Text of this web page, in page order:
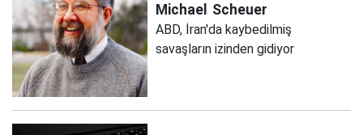
Michael Scheuer
ABD, İran'da kaybedilmiş
savaşların izinden gidiyor